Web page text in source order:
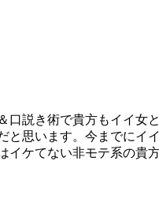
口説き術で貴方もイイ女
と思います。今までにイ
イケてない非モテ系の貴